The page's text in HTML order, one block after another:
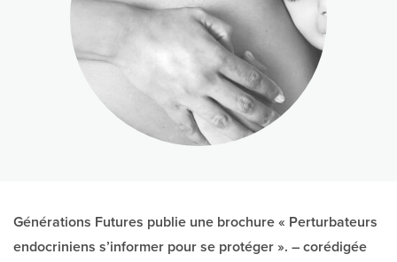
Générations Futures publie une brochure « Perturbateurs
endocriniens s’informer pour se protéger ». – corédigée